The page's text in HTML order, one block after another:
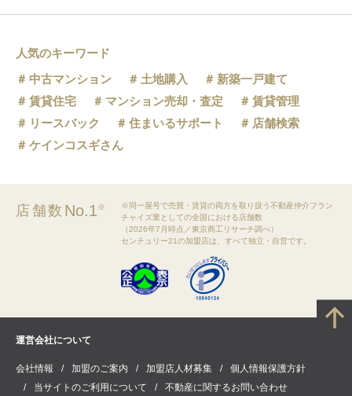
人気のキーワード
中古マンション
土地購入
新築一戸建て
賃貸住宅
マンション売却・査定
賃貸管理
リースバック
住まいるサポート
店舗検索
ケインコスギさん
店舗数 No.1※
※同一屋号で売買・賃貸の両方を取り扱う不動産仲介フラン
チャイズ業としての全国における店舗数
（2026年7月時点／東京商工リサーチ調べ）
センチュリー21の加盟店は、すべて独立・自営です。
運営会社について
会社情報 加盟のご案内 加盟店人材募集
個人情報保護方針
当サイトのご利用について
不動産に関するお問い合わせ